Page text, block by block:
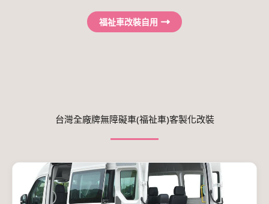
福祉車改裝自用
台灣全廠牌無障礙車(福祉車)客製化改裝